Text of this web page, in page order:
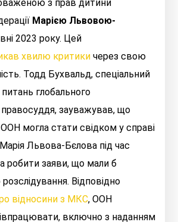
з прав дитини
Марією Львовою-
2023 року. Цей
хвилю критики через свою
Тодд Бухвальд, спеціальний
глобального
правосуддя, зауважував, що
могла стати свідком у справі
Львова-Бєлова під час
робити заяви, що мали б
Відповідно
відносини з МКС, ООН
включно з наданням